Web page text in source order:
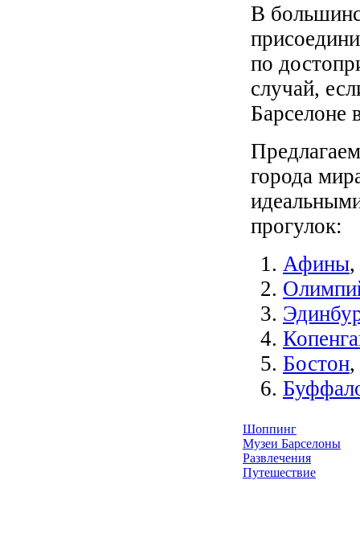
В
по
случай,
Барселоне
города
прогулок:
Афины,
Бостон
Шоппинг
Музеи Барселоны
Развлечения
Путешествие